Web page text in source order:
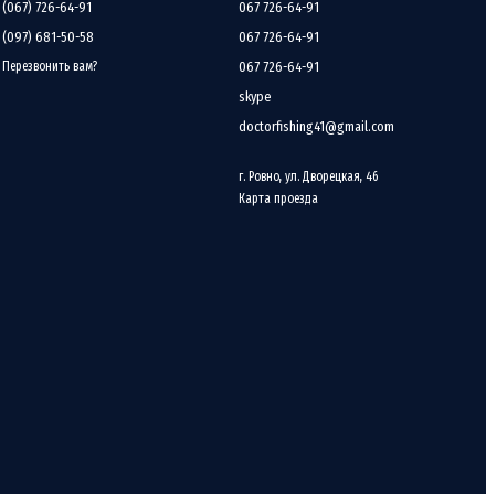
конструкции хлыстов для повышения дальности и
приманками.
стремятся к максимальной точности и эффективности.
подходят как для новичков, так и для опытных рыболовов, которые
(067) 726-64-91
(097) 681-50-58
Перезвонить вам?
067 726-64-91
067 726-64-91
067 726-64-91
skype
doctorfishing41@gmail.com
г. Ровно, ул. Дворецкая, 46
Карта проезда